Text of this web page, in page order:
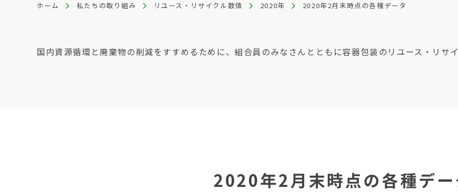
ホーム 私たちの取り組み リユース・リサイクル数値 2020年 2020年2月末時点の各種データ
国内資源循環と廃棄物の削減をすすめるために、組合員のみなさんとともに容器包装のリユース・リサ
2020年2月末時点の各種デ